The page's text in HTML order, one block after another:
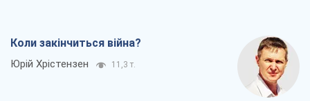
Коли закінчиться війна?
Юрій Хрістензен 11,3 т.